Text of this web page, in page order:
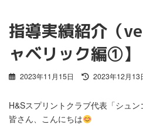
指導実績紹介（
ャベリック編①】
2023年11月15日
最
新
2023年12月13
H&Sスプリントクラブ代表「シュン
皆さん、こんにちは